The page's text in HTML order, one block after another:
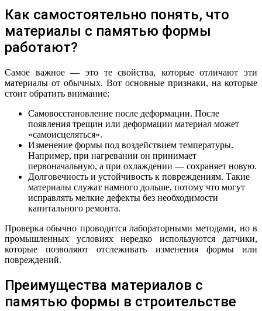
Как самостоятельно понять, что
материалы с памятью формы
работают?
Самое важное — это те свойства, которые отличают эти
материалы от обычных. Вот основные признаки, на которые
стоит обратить внимание:
Самовосстановление после деформации. После
появления трещин или деформации материал может
«самоисцеляться».
Изменение формы под воздействием температуры.
Например, при нагревании он принимает
первоначальную, а при охлаждении — сохраняет новую.
Долговечность и устойчивость к повреждениям. Такие
материалы служат намного дольше, потому что могут
исправлять мелкие дефекты без необходимости
капитального ремонта.
Проверка обычно проводится лабораторными методами, но в
промышленных условиях нередко используются датчики,
которые позволяют отслеживать изменения формы или
повреждений.
Преимущества материалов с
памятью формы в строительстве